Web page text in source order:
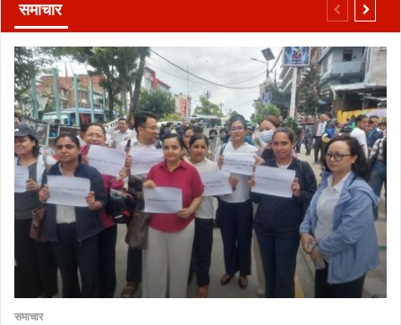
समाचार
समाचार